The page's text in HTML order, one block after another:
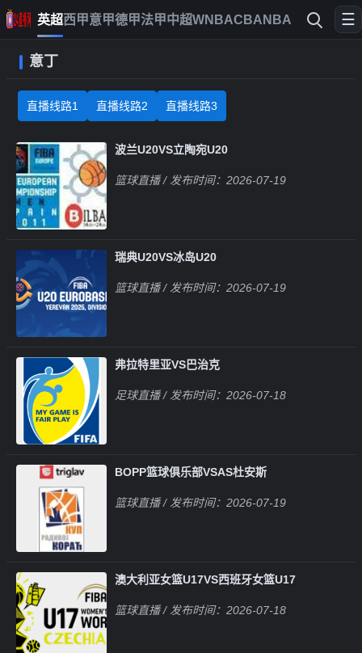
英超西甲意甲德甲法甲中超WNBACBA NBA ☰
意丁
直播线路1 直播线路2 直播线路3
波兰U20VS立陶宛U20
篮球直播/ 发布时间：2026-07-19
瑞典U20VS冰岛U20
篮球直播/ 发布时间：2026-07-19
弗拉特里亚VS巴治克
足球直播/ 发布时间：2026-07-18
BOPP篮球俱乐部VSAS杜安斯
篮球直播/ 发布时间：2026-07-19
澳大利亚女篮U17VS西班牙女篮U17
篮球直播/ 发布时间：2026-07-18